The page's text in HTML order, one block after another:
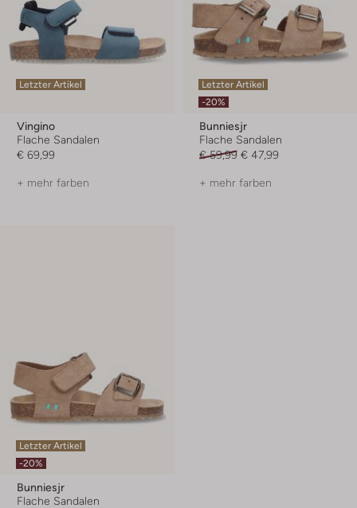
Letzter Artikel
Vingino
Flache Sandalen
€ 69,99
+ mehr farben
Letzter Artikel
-20%
Bunniesjr
Flache Sandalen
€ 59,99 € 47,99
+ mehr farben
Letzter Artikel
-20%
Bunniesjr
Flache Sandalen